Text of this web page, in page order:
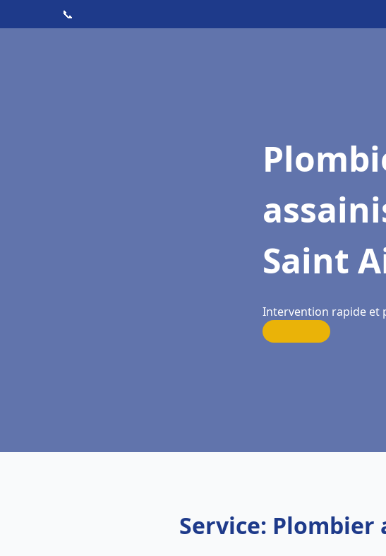
📞
Saint
Intervention rapide et
Service: